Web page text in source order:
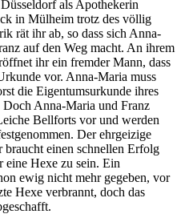
als Apothekerin
in Mülheim trotz des völlig
rät ihr ab, so dass sich Anna-
auf den Weg macht. An ihrem
ihr ein fremder Mann, dass
vor. Anna-Maria muss
die Eigentumsurkunde ihres
Doch Anna-Maria und Franz
Bellforts vor und werden
Der ehrgeizige
einen schnellen Erfolg
eine Hexe zu sein. Ein
ewig nicht mehr gegeben, vor
Hexe verbrannt, doch das